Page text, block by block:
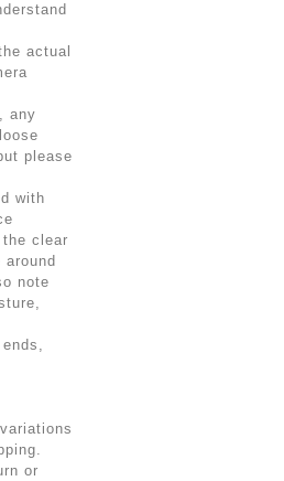
actual
any
please
with
clear
note
or